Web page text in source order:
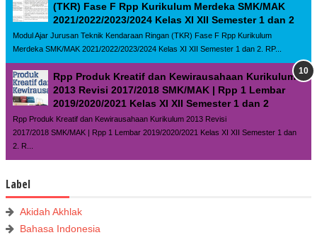
(TKR) Fase F Rpp Kurikulum Merdeka SMK/MAK
2021/2022/2023/2024 Kelas XI XII Semester 1 dan 2
Modul Ajar Jurusan Teknik Kendaraan Ringan (TKR) Fase F Rpp Kurikulum
Merdeka SMK/MAK 2021/2022/2023/2024 Kelas XI XII Semester 1 dan 2. RP...
Rpp Produk Kreatif dan Kewirausahaan Kurikulum
2013 Revisi 2017/2018 SMK/MAK | Rpp 1 Lembar
2019/2020/2021 Kelas XI XII Semester 1 dan 2
Rpp Produk Kreatif dan Kewirausahaan Kurikulum 2013 Revisi
2017/2018 SMK/MAK | Rpp 1 Lembar 2019/2020/2021 Kelas XI XII Semester 1 dan
2. R...
Label
Akidah Akhlak
Bahasa Indonesia